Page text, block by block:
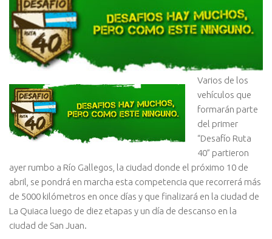
Varios de los
vehículos que
formarán parte
del primer
“Desafío Ruta
40” partieron
ayer rumbo a Río Gallegos, la ciudad donde el próximo 10 de
abril, se pondrá en marcha esta competencia que recorrerá más
de 5000 kilómetros en once días y que finalizará en la ciudad de
La Quiaca luego de diez etapas y un día de descanso en la
ciudad de San Juan.